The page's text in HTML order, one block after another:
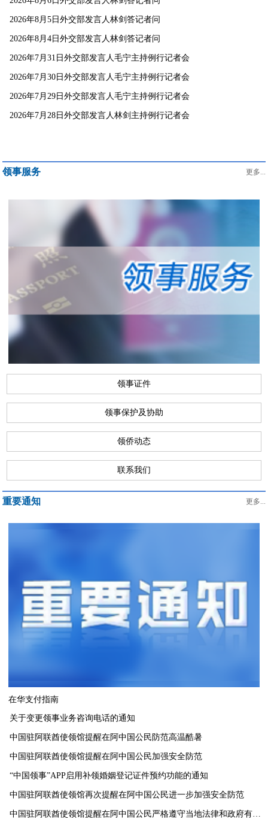
2026年8月5日外交部发言人林剑答记者问
2026年8月4日外交部发言人林剑答记者问
2026年7月31日外交部发言人毛宁主持例行记者会
2026年7月30日外交部发言人毛宁主持例行记者会
2026年7月29日外交部发言人毛宁主持例行记者会
2026年7月28日外交部发言人林剑主持例行记者会
领事服务 更多...
领事证件
领事保护及协助
领侨动态
联系我们
重要通知 更多...
在华支付指南
关于变更领事业务咨询电话的通知
中国驻阿联酋使领馆提醒在阿中国公民防范高温酷暑
中国驻阿联酋使领馆提醒在阿中国公民加强安全防范
“中国领事”APP启用补领婚姻登记证件预约功能的通知
中国驻阿联酋使领馆再次提醒在阿中国公民进一步加强安全防范
中国驻阿联酋使领馆提醒在阿中国公民严格遵守当地法律和政府有关